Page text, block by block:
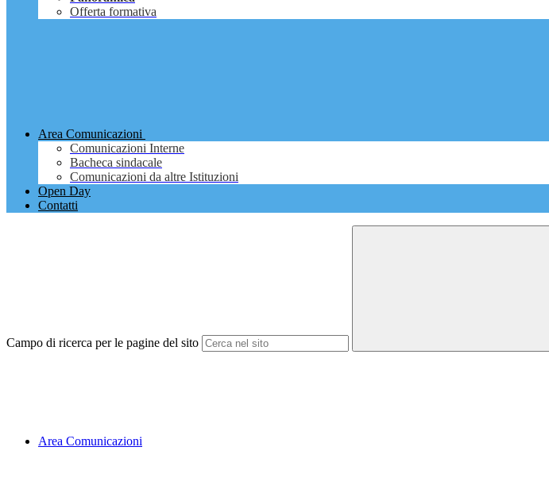
Offerta formativa
Area Comunicazioni
Comunicazioni Interne
Bacheca sindacale
Comunicazioni da altre Istituzioni
Open Day
Contatti
Campo di ricerca per le pagine del sito
Area Comunicazioni